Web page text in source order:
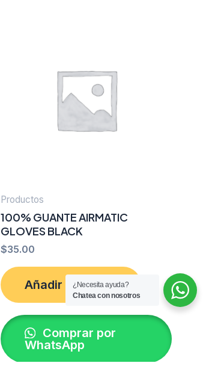
Productos
100% GUANTE AIRMATIC
GLOVES BLACK
$35.00
Añadir al carrito
Comprar por
WhatsApp
¿Necesita ayuda?
Chatea con nosotros